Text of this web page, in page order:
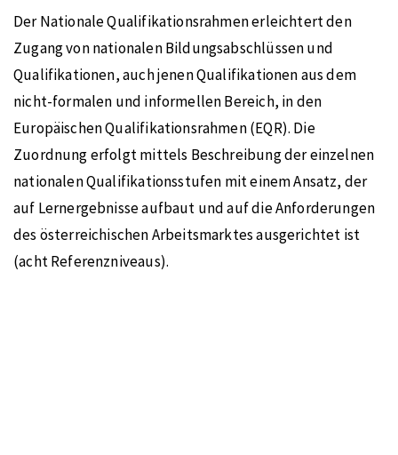
Der Nationale Qualifikationsrahmen erleichtert den
Zugang von nationalen Bildungsabschlüssen und
Qualifikationen, auch jenen Qualifikationen aus dem
nicht-formalen und informellen Bereich, in den
Europäischen Qualifikationsrahmen (EQR). Die
Zuordnung erfolgt mittels Beschreibung der einzelnen
nationalen Qualifikationsstufen mit einem Ansatz, der
auf Lernergebnisse aufbaut und auf die Anforderungen
des österreichischen Arbeitsmarktes ausgerichtet ist
(acht Referenzniveaus).